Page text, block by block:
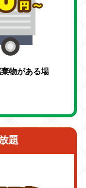
物がある場
題